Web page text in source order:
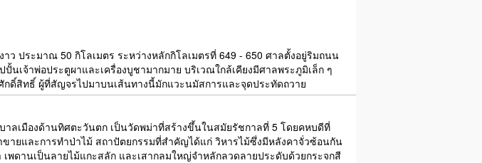
ว ประมาณ 50 กิโลเมตร ระหว่างหลักกิโลเมตรที่ 649 - 650 ศาลตั้งอยู่ริมถนน
เจ้าพ่อประตูผาและเครื่องบูชามากมาย บริเวณใกล้เคียงมีศาลพระภูมิเล็ก ๆ
กดิ์สิทธิ์ ผู้ที่สัญจรไปมาบนเส้นทางนี้มักแวะนมัสการและจุดประทัดถวาย
าลเมืองด้านทิศตะวันตก เป็นวัดพม่าที่สร้างขึ้นในสมัยรัชกาลที่ 5 โดยคหบดีที่
ายและการทำป่าไม้ สถาปัตยกรรมที่สำคัญได้แก่ วิหารไม้ซึ่งมีหลังคาจั่วซ้อนกัน
ดานเป็นลายไม้แกะสลัก และเสากลมใหญ่จำหลักลวดลายประดับด้วยกระจกสี